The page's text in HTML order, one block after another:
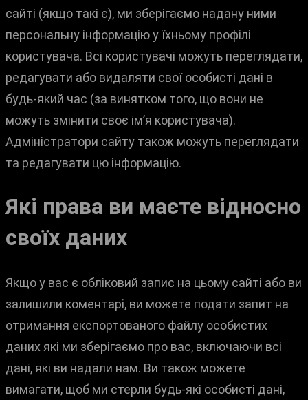
сайті (якщо такі є), ми зберігаємо надану ними
персональну інформацію у їхньому профілі
користувача. Всі користувачі можуть переглядати,
редагувати або видаляти свої особисті дані в
будь-який час (за винятком того, що вони не
можуть змінити своє ім’я користувача).
Адміністратори сайту також можуть переглядати
та редагувати цю інформацію.
Які права ви маєте відносно
своїх даних
Якщо у вас є обліковий запис на цьому сайті або ви
залишили коментарі, ви можете подати запит на
отримання експортованого файлу особистих
даних які ми зберігаємо про вас, включаючи всі
дані, які ви надали нам. Ви також можете
вимагати, щоб ми стерли будь-які особисті дані,